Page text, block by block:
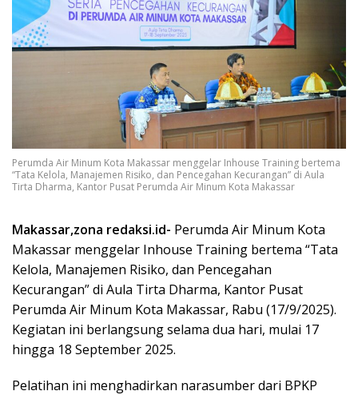
Perumda Air Minum Kota Makassar menggelar Inhouse Training bertema
“Tata Kelola, Manajemen Risiko, dan Pencegahan Kecurangan” di Aula
Tirta Dharma, Kantor Pusat Perumda Air Minum Kota Makassar
Makassar,zona redaksi.id- Perumda Air Minum Kota
Makassar menggelar Inhouse Training bertema “Tata
Kelola, Manajemen Risiko, dan Pencegahan
Kecurangan” di Aula Tirta Dharma, Kantor Pusat
Perumda Air Minum Kota Makassar, Rabu (17/9/2025).
Kegiatan ini berlangsung selama dua hari, mulai 17
hingga 18 September 2025.
Pelatihan ini menghadirkan narasumber dari BPKP